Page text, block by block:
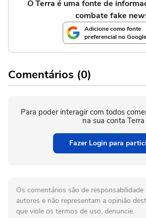
O Terra é uma fonte de
combate fake
Adicione como fonte
preferencial no Google
Comentários (0)
Para poder interagir com todos
na sua conta Terra
Fazer Login para
Os comentários são de responsabilidade
autores e não representam a opinião
que viole os termos de uso, denuncie.